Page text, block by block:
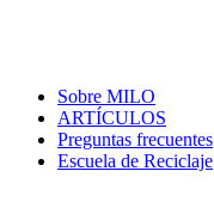
Sobre MILO
ARTÍCULOS
Preguntas frecuentes
Escuela de Reciclaje